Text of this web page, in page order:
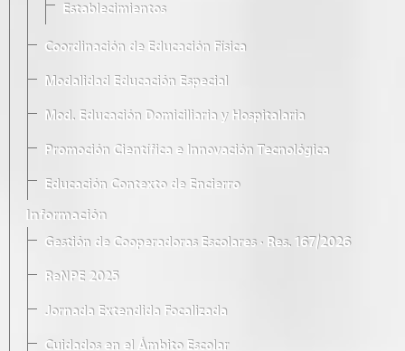
Establecimientos
Coordinación de Educación Física
Modalidad Educación Especial
Mod. Educación Domiciliaria y Hospitalaria
Promoción Científica e Innovación Tecnológica
Educación Contexto de Encierro
Información
Gestión de Cooperadoras Escolares · Res. 167/2026
ReNPE 2025
Jornada Extendida Focalizada
Cuidados en el Ámbito Escolar